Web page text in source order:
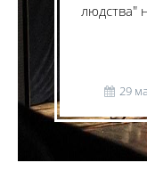
людства"
29